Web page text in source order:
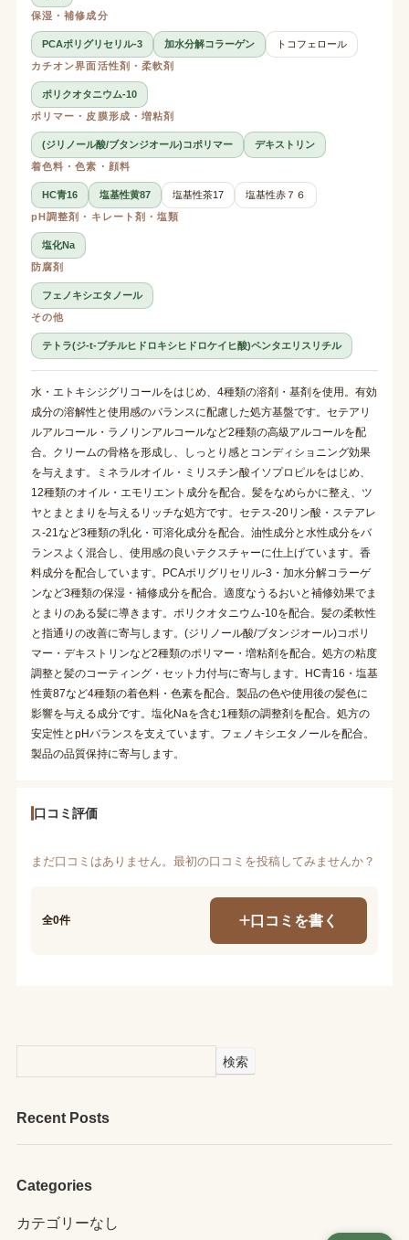
保湿・補修成分
PCAポリグリセリル-3 加水分解コラーゲン
トコフェロール
カチオン界面活性剤・柔軟剤
ポリクオタニウム-10
ポリマー・皮膜形成・増粘剤
(ジリノール酸/ブタンジオール)コポリマー
デキストリン
着色料・色素・顔料
HC青16 塩基性黄87 塩基性茶17
塩基性赤７６
pH調整剤・キレート剤・塩類
塩化Na
防腐剤
フェノキシエタノール
その他
テトラ(ジ-t-ブチルヒドロキシヒドロケイヒ酸)ペンタエリスリチル
水・エトキシジグリコールをはじめ、4種類の溶剤・基剤を使用。有効
成分の溶解性と使用感のバランスに配慮した処方基盤です。セテアリ
ルアルコール・ラノリンアルコールなど2種類の高級アルコールを配
合。クリームの骨格を形成し、しっとり感とコンディショニング効果
を与えます。ミネラルオイル・ミリスチン酸イソプロピルをはじめ、
12種類のオイル・エモリエント成分を配合。髪をなめらかに整え、ツ
ヤとまとまりを与えるリッチな処方です。セテス-20リン酸・ステアレ
ス-21など3種類の乳化・可溶化成分を配合。油性成分と水性成分をバ
ランスよく混合し、使用感の良いテクスチャーに仕上げています。香
料成分を配合しています。PCAポリグリセリル-3・加水分解コラーゲ
ンなど3種類の保湿・補修成分を配合。適度なうるおいと補修効果でま
とまりのある髪に導きます。ポリクオタニウム-10を配合。髪の柔軟性
と指通りの改善に寄与します。(ジリノール酸/ブタンジオール)コポリ
マー・デキストリンなど2種類のポリマー・増粘剤を配合。処方の粘度
調整と髪のコーティング・セット力付与に寄与します。HC青16・塩基
性黄87など4種類の着色料・色素を配合。製品の色や使用後の髪色に
影響を与える成分です。塩化Naを含む1種類の調整剤を配合。処方の
安定性とpHバランスを支えています。フェノキシエタノールを配合。
製品の品質保持に寄与します。
口コミ評価
まだ口コミはありません。最初の口コミを投稿してみませんか？
全0件 口コミを書く
検索
Recent Posts
Categories
カテゴリーなし